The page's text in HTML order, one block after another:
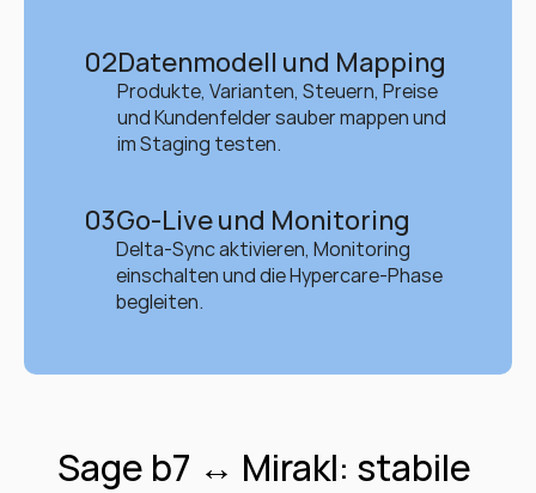
02Datenmodell und Mapping
Produkte, Varianten, Steuern, Preise
und Kundenfelder sauber mappen und
im Staging testen.
03Go-Live und Monitoring
Delta-Sync aktivieren, Monitoring
einschalten und die Hypercare-Phase
begleiten.
Sage b7 ↔ Mirakl: stabile